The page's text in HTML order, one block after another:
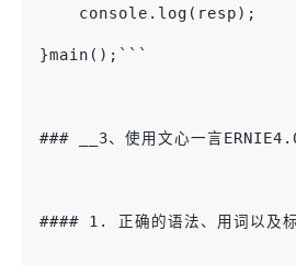
    console.log(resp);
}main();```
### __3、使用文心一言
#### 1. 正确的语法、用词以及标点